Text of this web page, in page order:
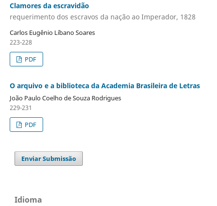
Clamores da escravidão
requerimento dos escravos da nação ao Imperador, 1828
Carlos Eugênio Líbano Soares
223-228
PDF
O arquivo e a biblioteca da Academia Brasileira de Letras
João Paulo Coelho de Souza Rodrigues
229-231
PDF
Enviar Submissão
Idioma